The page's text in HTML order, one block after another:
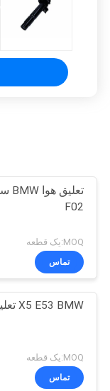
F02
MOQ:یک قطعه
تماس
X5 E53 BMW تعلیق هوا
MOQ:یک قطعه
تماس